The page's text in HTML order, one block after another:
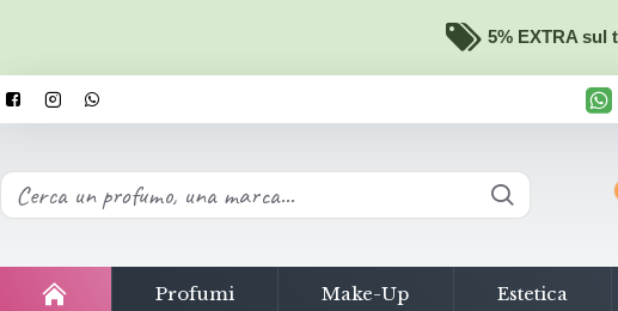
5% EXTRA sul
Profumi Make-Up Estetica